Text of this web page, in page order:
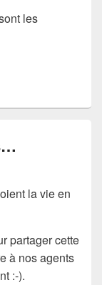
les
la vie en
partager cette
à nos agents
:-).